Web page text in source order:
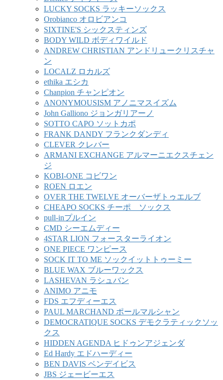
LUCKY SOCKS ラッキーソックス
Orobianco オロビアンコ
SIXTINE'S シックスティンズ
BODY WILD ボディワイルド
ANDREW CHRISTIAN アンドリュークリスチャ
ン
LOCALZ ロカルズ
ethika エシカ
Chanpion チャンピオン
ANONYMOUSISM アノニマスイズム
John Galliono ジョンガリアーノ
SOTTO CAPO ソットカポ
FRANK DANDY フランクダンディ
CLEVER クレバー
ARMANI EXCHANGE アルマーニエクスチェン
ジ
KOBI-ONE コビワン
ROEN ロエン
OVER THE TWELVE オーバーザトゥエルブ
CHEAPO SOCKS チーポ ソックス
pull-inプルイン
CMD シーエムディー
4STAR LION フォースターライオン
ONE PIECE ワンピース
SOCK IT TO ME ソックイットトゥーミー
BLUE WAX ブルーワックス
LASHEVAN ラシュバン
ANIMO アニモ
FDS エフディーエス
PAUL MARCHAND ポールマルシャン
DEMOCRATIQUE SOCKS デモクラティックソッ
クス
HIDDEN AGENDA ヒドゥンアジェンダ
Ed Hardy エドハーディー
BEN DAVIS ベンデイビス
JBS ジェービーエス